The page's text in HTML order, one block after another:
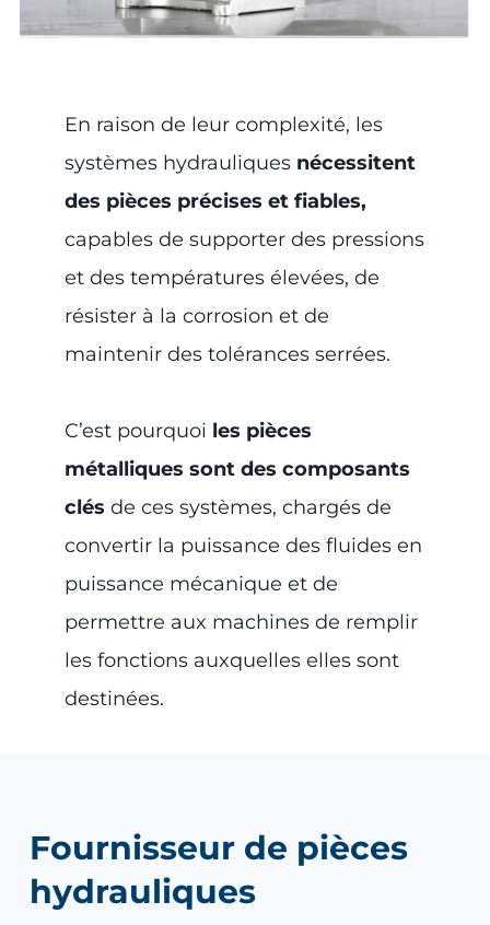
En raison de leur complexité, les
systèmes hydrauliques nécessitent
des pièces précises et fiables,
capables de supporter des pressions
et des températures élevées, de
résister à la corrosion et de
maintenir des tolérances serrées.
C’est pourquoi les pièces
métalliques sont des composants
clés de ces systèmes, chargés de
convertir la puissance des fluides en
puissance mécanique et de
permettre aux machines de remplir
les fonctions auxquelles elles sont
destinées.
Fournisseur de pièces
hydrauliques